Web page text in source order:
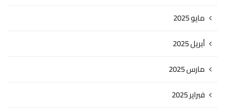
مايو 2025
أبريل 2025
مارس 2025
فبراير 2025